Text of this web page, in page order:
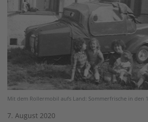
Mit dem Rollermobil aufs Land: Sommerfrische in den
7. August 2020